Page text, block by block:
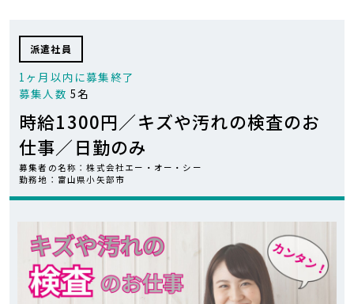
0
カンタンWEB応募
派遣社員
1ヶ月以内に募集終了
募集人数 5名
時給1300円／キズや汚れの検査のお
仕事／日勤のみ
募集者の名称：株式会社エー・オー・シー
勤務地：富山県小矢部市